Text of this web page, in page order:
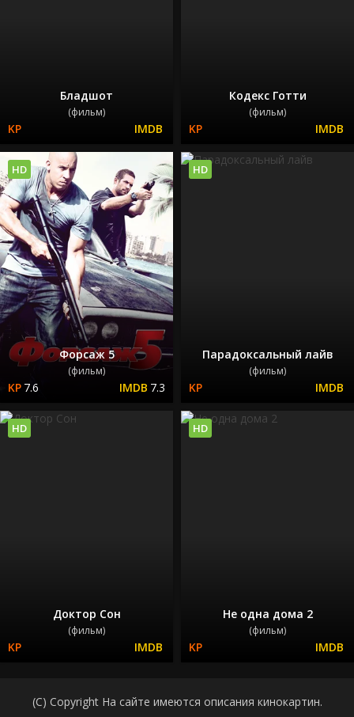
Бладшот
(фильм)
Кодекс Готти
(фильм)
Форсаж 5
(фильм)
7.6 7.3
HD
Парадоксальный лайв
(фильм)
HD
Доктор Сон
(фильм)
HD
Не одна дома 2
(фильм)
HD
(C) Copyright На сайте имеются описания кинокартин.